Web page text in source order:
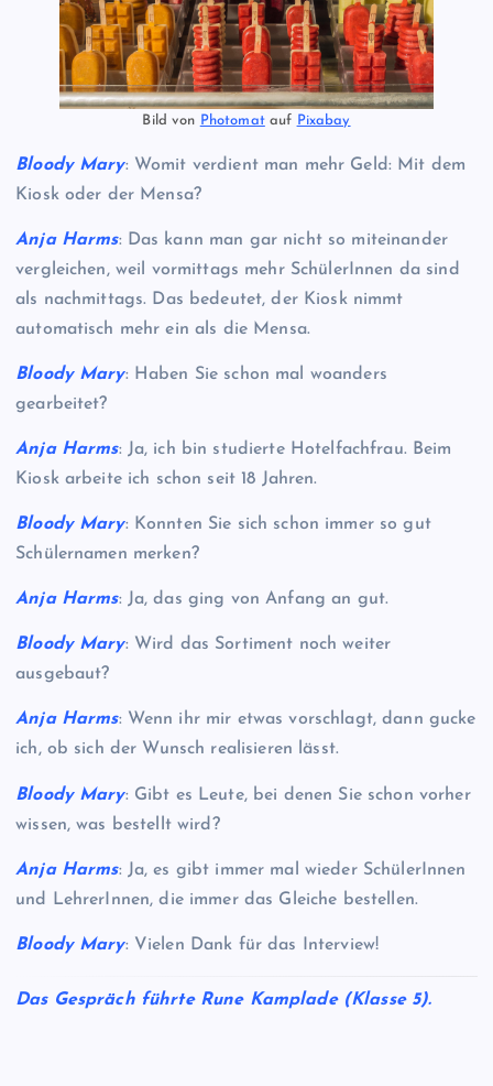
Bild von Photomatauf Pixabay
Bloody Mary: Womit verdient man mehr Geld: Mit dem
Kiosk oder der Mensa?
Anja Harms: Das kann man gar nicht so miteinander
vergleichen, weil vormittags mehr SchülerInnen da sind
als nachmittags. Das bedeutet, der Kiosk nimmt
automatisch mehr ein als die Mensa.
Bloody Mary: Haben Sie schon mal woanders
gearbeitet?
Anja Harms: Ja, ich bin studierte Hotelfachfrau. Beim
Kiosk arbeite ich schon seit 18 Jahren.
Bloody Mary: Konnten Sie sich schon immer so gut
Schülernamen merken?
Anja Harms: Ja, das ging von Anfang an gut.
Bloody Mary: Wird das Sortiment noch weiter
ausgebaut?
Anja Harms: Wenn ihr mir etwas vorschlagt, dann gucke
ich, ob sich der Wunsch realisieren lässt.
Bloody Mary: Gibt es Leute, bei denen Sie schon vorher
wissen, was bestellt wird?
Anja Harms: Ja, es gibt immer mal wieder SchülerInnen
und LehrerInnen, die immer das Gleiche bestellen.
Bloody Mary: Vielen Dank für das Interview!
Das Gespräch führte Rune Kamplade (Klasse 5).